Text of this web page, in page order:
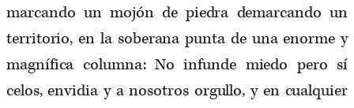
marcando un mojón de piedra demarcando un
territorio, en la soberana punta de una enorme y
magnífica columna: No infunde miedo pero sí
celos, envidia y a nosotros orgullo, y en cualquier